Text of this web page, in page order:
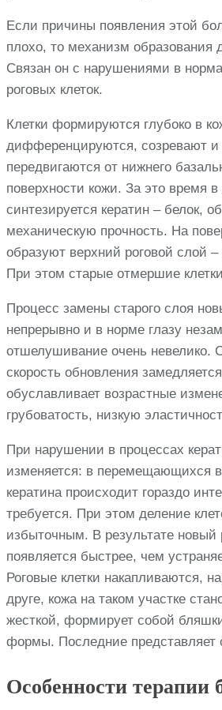
Если причины появления этой
плохо, то механизм образования
Связан он с нарушениями в
роговых клеток.
Клетки формируются глубоко в
дифференцируются, созревают и
передвигаются от нижнего
поверхности кожи. За это время в
синтезируется кератин – белок,
механическую прочность. На
образуют верхний роговой слой
При этом старые отмершие
Процесс замены старого слоя
непрерывно и в норме глазу
отшелушивание очень невелико.
скорость обновления
обуславливает возрастные
грубоватость, низкую
При нарушении в процессах
изменяется: в перемещающихся
кератина происходит гораздо
требуется. При этом деление
избыточным. В результате новый
появляется быстрее, чем
Роговые клетки накапливаются,
друге, кожа на таком участке
жесткой, формирует собой
формы. Последние представляет
Особенности терапии